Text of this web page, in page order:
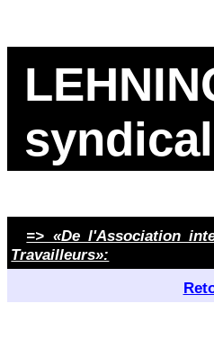
=> «De l'Association
Travailleurs»: